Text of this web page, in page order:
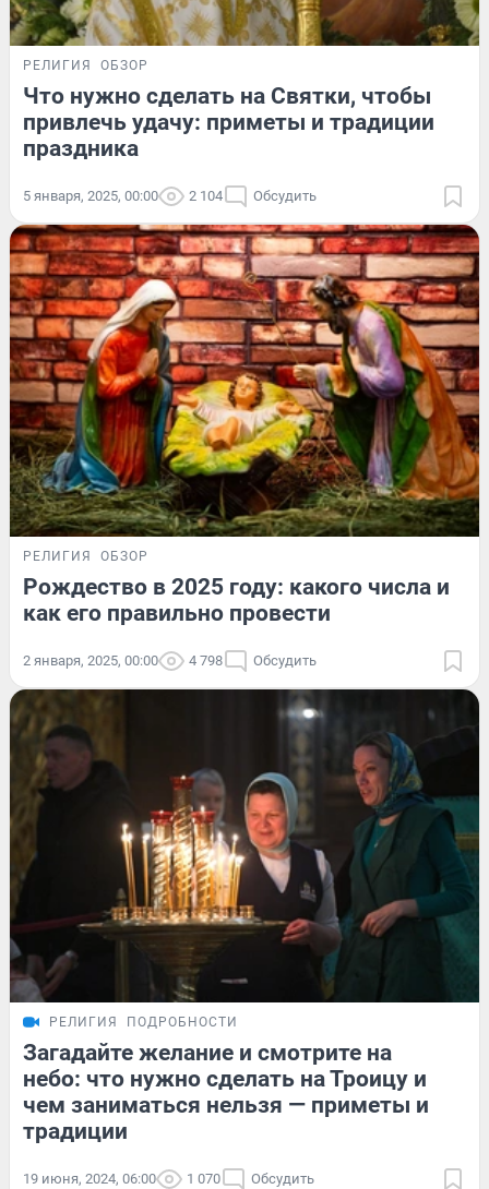
РЕЛИГИЯ ОБЗОР
Что нужно сделать на Святки, чтобы
привлечь удачу: приметы и традиции
праздника
5 января, 2025, 00:00 2 104 Обсудить
РЕЛИГИЯ ОБЗОР
Рождество в 2025 году: какого числа и
как его правильно провести
2 января, 2025, 00:00 4 798 Обсудить
РЕЛИГИЯ ПОДРОБНОСТИ
Загадайте желание и смотрите на
небо: что нужно сделать на Троицу и
чем заниматься нельзя — приметы и
традиции
19 июня, 2024, 06:00 1 070 Обсудить